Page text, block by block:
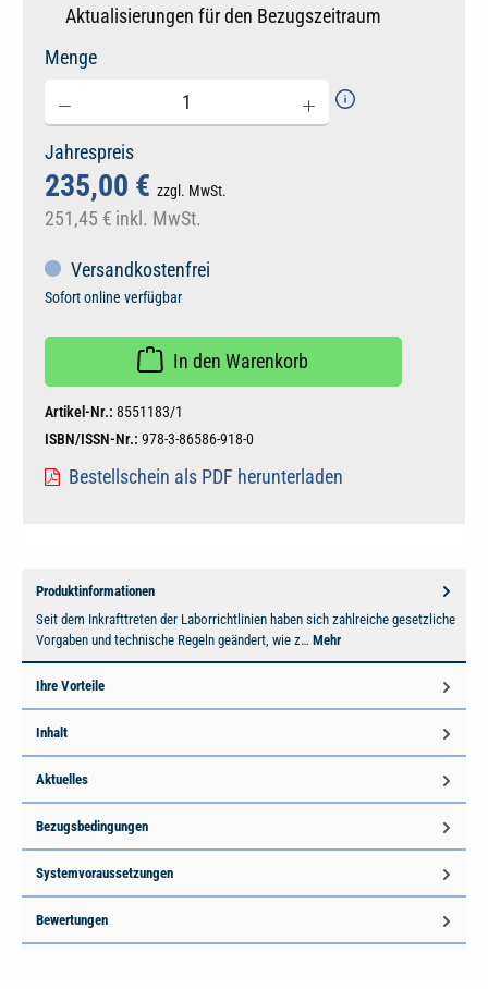
Aktualisierungen für den Bezugszeitraum
Menge
Jahrespreis
235,00 € zzgl. MwSt.
251,45 € inkl. MwSt.
Versandkostenfrei
Sofort online verfügbar
In den Warenkorb
Artikel-Nr.: 8551183/1
ISBN/ISSN-Nr.: 978-3-86586-918-0
Bestellschein als PDF herunterladen
Produktinformationen
Seit dem Inkrafttreten der Laborrichtlinien haben sich zahlreiche gesetzliche
Vorgaben und technische Regeln geändert, wie z… Mehr
Ihre Vorteile
Inhalt
Aktuelles
Bezugsbedingungen
Systemvoraussetzungen
Bewertungen